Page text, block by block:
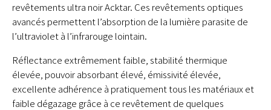
revêtements ultra noir Acktar. Ces revêtements optiques
avancés permettent l’absorption de la lumière parasite de
l’ultraviolet à l’infrarouge lointain.
Réflectance extrêmement faible, stabilité thermique
élevée, pouvoir absorbant élevé, émissivité élevée,
excellente adhérence à pratiquement tous les matériaux et
faible dégazage grâce à ce revêtement de quelques